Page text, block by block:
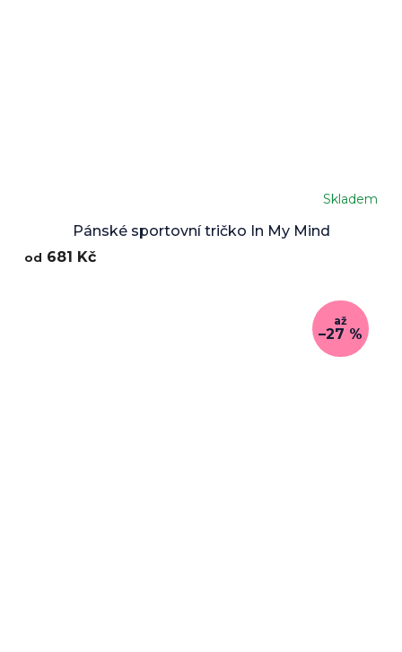
Pánské sportovní tričko In My Mind
Skladem
od 681 Kč
až
–27 %